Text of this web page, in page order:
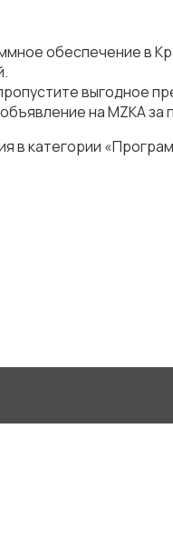
обеспечение в
выгодное
на MZKA за
в категории